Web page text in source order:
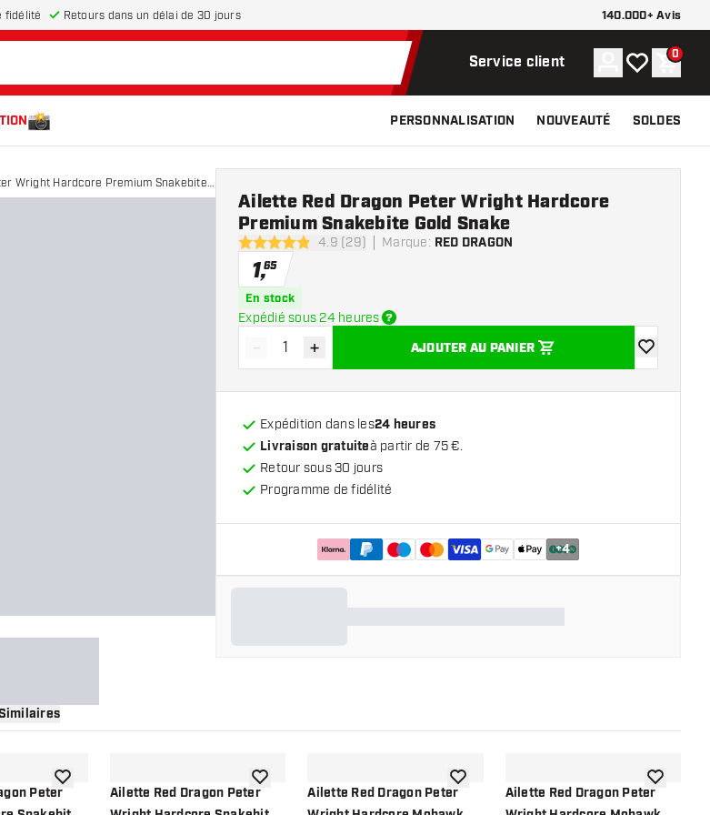
fidélité Retours dans un délai de 30 jours 140.000+ Avis
Service client Compte
Ma liste de
Panier
0
PERSONNALISATION NOUVEAUTÉ SOLDES
Wright Hardcore Premium Snakebite
4.9 étoiles de notation
4.9 (29) Marque: RED DRAGON
Ailette Red Dragon Peter Wright Hardcore
Premium Snakebite Gold Snake
1,65
En stock
Expédié sous 24 heures
Diminuer la quantité
- Augmenter la quantité
+ AJOUTER AU PANIER
ajouter à la
Expédition dans les24 heures
Livraison gratuiteà partir de 75 €.
Retour sous 30 jours
Programme de fidélité
+4
Peterajouter à la liste de souhaits
Ailette Red Dragon Peterajouter à la liste de souhaits
Ailette Red Dragon Peterajouter à la liste de souhaits
Ailette Red Dragon Peterajouter à